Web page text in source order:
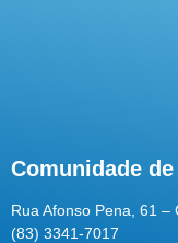
Comunidade
Rua Afonso Pena, 61
(83) 3341-7017